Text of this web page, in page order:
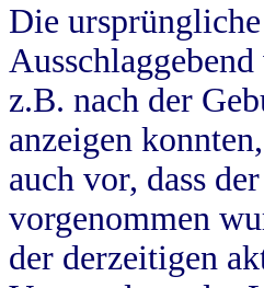
Die
z.B. nach der
anzeigen
auch vor, dass
vorgenommen
der derzeitigen